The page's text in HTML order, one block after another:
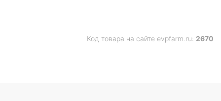
Код товара на сайте evpfarm.ru: 2670